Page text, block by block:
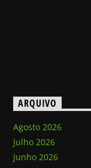
ARQUIVO
Agosto 2026
Julho 2026
Junho 2026